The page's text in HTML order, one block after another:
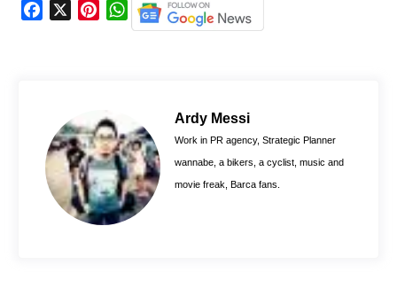
k
r
e
s
W
h
p
p
Ardy Messi
Work in PR agency, Strategic Planner
wannabe, a bikers, a cyclist, music and
movie freak, Barca fans.